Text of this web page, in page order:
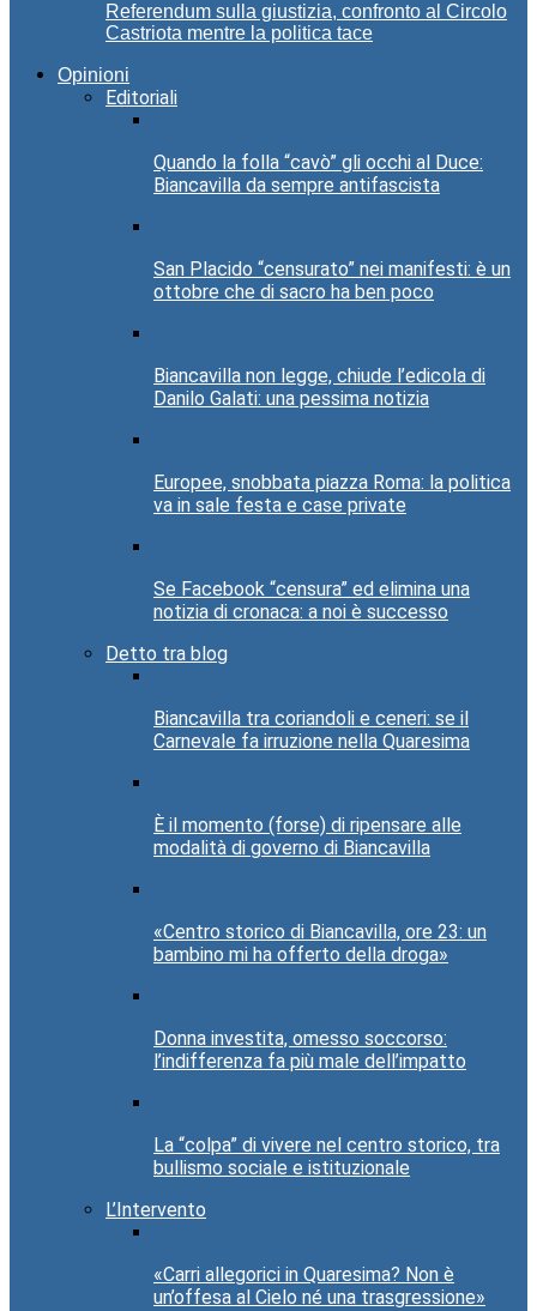
Referendum sulla giustizia, confronto al Circolo
Castriota mentre la politica tace
Opinioni
Editoriali
Quando la folla “cavò” gli occhi al Duce:
Biancavilla da sempre antifascista
San Placido “censurato” nei manifesti: è un
ottobre che di sacro ha ben poco
Biancavilla non legge, chiude l’edicola di
Danilo Galati: una pessima notizia
Europee, snobbata piazza Roma: la politica
va in sale festa e case private
Se Facebook “censura” ed elimina una
notizia di cronaca: a noi è successo
Detto tra blog
Biancavilla tra coriandoli e ceneri: se il
Carnevale fa irruzione nella Quaresima
È il momento (forse) di ripensare alle
modalità di governo di Biancavilla
«Centro storico di Biancavilla, ore 23: un
bambino mi ha offerto della droga»
Donna investita, omesso soccorso:
l’indifferenza fa più male dell’impatto
La “colpa” di vivere nel centro storico, tra
bullismo sociale e istituzionale
L’Intervento
«Carri allegorici in Quaresima? Non è
un’offesa al Cielo né una trasgressione»